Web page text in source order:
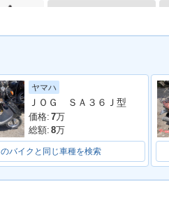
マイナ
2010年 Let's 4
ヤマハ
ＪＯＧ ＳＡ３６Ｊ型
価格: 7万
総額: 8万
バイクと同じ車種を検索